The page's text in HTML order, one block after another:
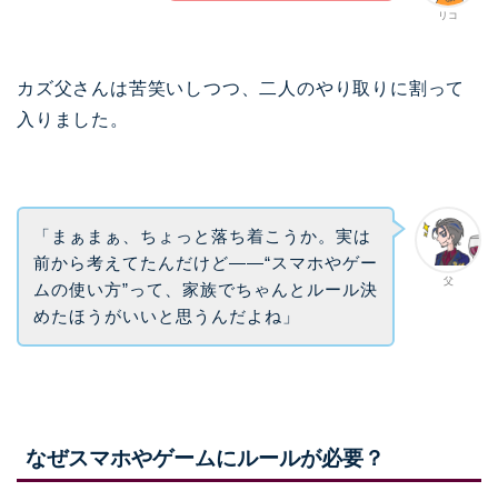
リコ
カズ父さんは苦笑いしつつ、二人のやり取りに割って
入りました。
父
「まぁまぁ、ちょっと落ち着こうか。実は
前から考えてたんだけど――“スマホやゲー
ムの使い方”って、家族でちゃんとルール決
めたほうがいいと思うんだよね」
なぜスマホやゲームにルールが必要？